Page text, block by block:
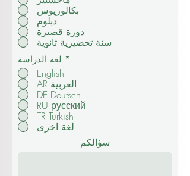
بكالوريوس
دبلوم
دورة قصيرة
سنة تحضيرية ثانوية
لغة الدراسة *
English
AR العربية
DE Deutsch
RU русский
TR Turkish
لغة اخرى
سؤالكم